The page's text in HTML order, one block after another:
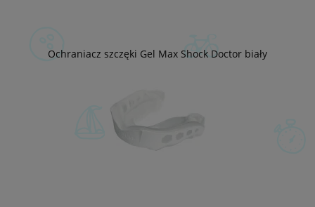
Ochraniacz szczęki Gel Max Shock Doctor biały